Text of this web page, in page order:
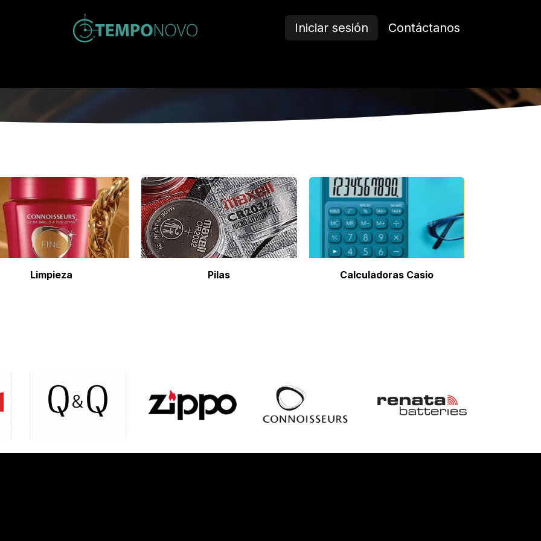
Iniciar sesión Contáctanos
Limpieza Calculadoras Casio
Pilas